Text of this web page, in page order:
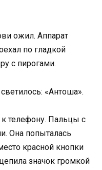
ожил. Аппарат
по гладкой
с пирогами.
«Антоша».
телефону. Пальцы с
Она попыталась
красной кнопки
значок громкой